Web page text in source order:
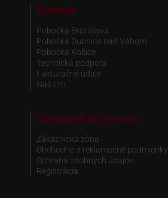
Kontakt
Pobočka Bratislava
Pobočka Dubnica nad Váhom
Pobočka Košice
Technická podpora
Fakturačné údaje
Náš tím
Obchodné informácie
Zákaznická zóna
Obchodné a reklamačné podmienky
Ochrana osobných údajov
Registrácia